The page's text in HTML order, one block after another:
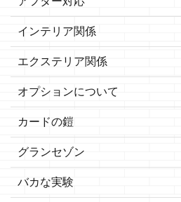
インテリア関係
エクステリア関係
オプションについて
カードの鎧
グランセゾン
バカな実験